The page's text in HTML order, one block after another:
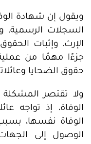
ويقول إن شهادة
السجلات الرسمية،
الإرث، وإثبات
جزءًا مهمًا من
حقوق الضحايا
ولا تقتصر
الوفاة، إذ تواجه
الوفاة نفسها،
الوصول إلى